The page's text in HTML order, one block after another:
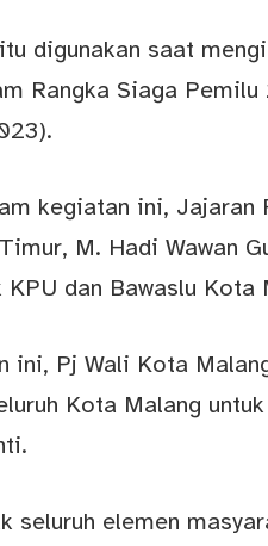
digunakan saat
Rangka Siaga
kegiatan ini,
M. Hadi Wawan
KPU dan Bawaslu
ini, Pj Wali Kota
Kota Malang
seluruh elemen